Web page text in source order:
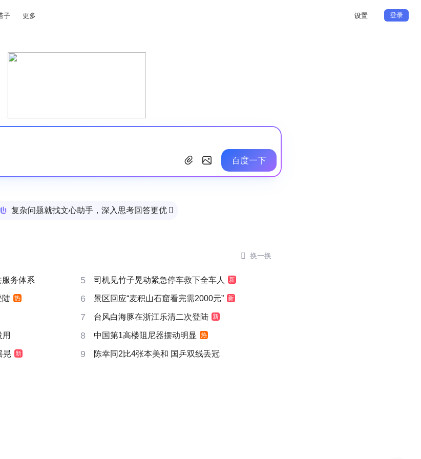
子 更多 设置 登录
百度一下
复杂问题就找文心助手，深入思考回答更优 
 换一换
务体系 5 司机见竹子晃动紧急停车救下全车人 新
陆 热 6 景区回应“麦积山石窟看完需2000元” 新
7 台风白海豚在浙江乐清二次登陆 新
8 中国第1高楼阻尼器摆动明显 热
晃 新 9 陈幸同2比4张本美和 国乒双线丢冠